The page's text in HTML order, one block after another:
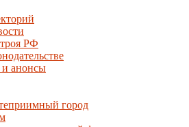
РФ
и анонсы
город